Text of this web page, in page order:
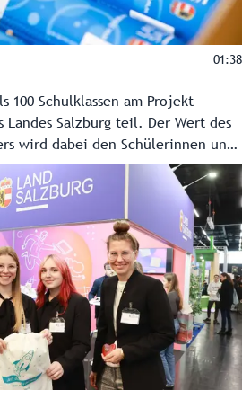
01:38
100 Schulklassen am Projekt
Landes Salzburg teil. Der Wert des
wird dabei den Schülerinnen und
spielerisch und altersgerecht